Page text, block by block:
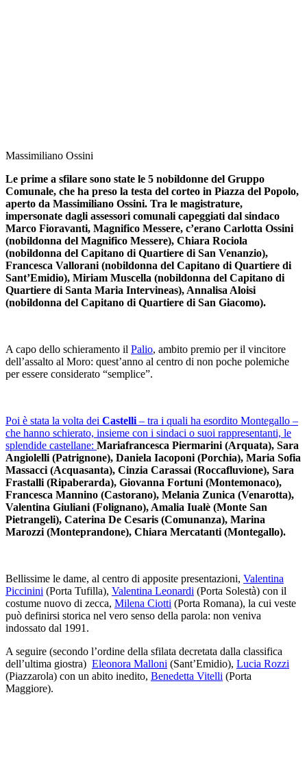
Massimiliano Ossini
Le prime a sfilare sono state le 5 nobildonne del Gruppo
Comunale, che ha preso la testa del corteo in Piazza del Popolo,
aperto da Massimiliano Ossini. Tra le magistrature,
impersonate dagli assessori comunali capeggiati dal sindaco
Marco Fioravanti, Magnifico Messere, c’erano Carlotta Ossini
(nobildonna del Magnifico Messere), Chiara Rociola
(nobildonna del Capitano di Quartiere di San Venanzio),
Francesca Vallorani (nobildonna del Capitano di Quartiere di
Sant’Emidio), Miriam Muscella (nobildonna del Capitano di
Quartiere di Santa Maria Intervineas), Annalisa Aloisi
(nobildonna del Capitano di Quartiere di San Giacomo).
A capo dello schieramento il Palio, ambito premio per il vincitore
dell’assalto al Moro: quest’anno al centro di non poche polemiche
per essere considerato “semplice”.
Poi è stata la volta dei Castelli – tra i quali ha esordito Montegallo –
che hanno schierato, insieme con i sindaci o suoi rappresentanti, le
splendide castellane: Mariafrancesca Piermarini (Arquata), Sara
Angiolelli (Patrignone), Daniela Iacoponi (Porchia), Maria Sofia
Massacci (Acquasanta), Cinzia Carassai (Roccafluvione), Sara
Frastalli (Ripaberarda), Giovanna Fortuni (Montemonaco),
Francesca Mannino (Castorano), Melania Zunica (Venarotta),
Valentina Giuliani (Folignano), Amalia Iualè (Monte San
Pietrangeli), Caterina De Cesaris (Comunanza), Marina
Marozzi (Monteprandone), Chiara Mercatanti (Montegallo).
Bellissime le dame, al centro di apposite presentazioni, Valentina
Piccinini (Porta Tufilla), Valentina Leonardi (Porta Solestà) con il
costume nuovo di zecca, Milena Ciotti (Porta Romana), la cui veste
può definirsi storica nel vero senso della parola: non veniva
indossato dal 1991.
A seguire (secondo l’ordine della sfilata decretata dalla classifica
dell’ultima giostra) Eleonora Malloni (Sant’Emidio), Lucia Rozzi
(Piazzarola) con un abito inedito, Benedetta Vitelli (Porta
Maggiore).